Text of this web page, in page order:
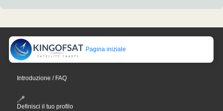
Pagina iniziale
Introduzione / FAQ
Definisci il tuo profilo